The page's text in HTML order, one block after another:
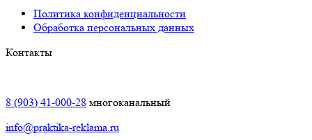
Политика конфиденциальности
Обработка персональных данных
Контакты
8 (903) 41-000-28 многоканальный
info@praktika-reklama.ru